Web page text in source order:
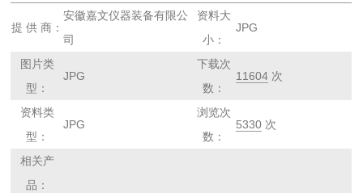
提 供 商：
安徽嘉文仪器装备有限公
司
资料大
小：
JPG
图片类
型：
JPG
下载次
数：
11604 次
资料类
型：
JPG
浏览次
数：
5330 次
相关产
品：